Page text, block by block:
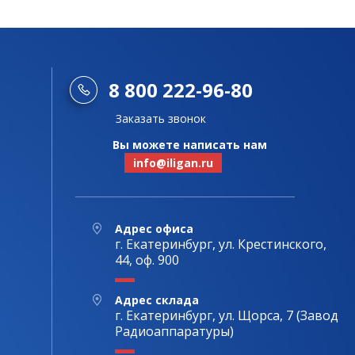
8 800 222-96-80
Заказать звонок
Вы можете написать нам
info@iligan.ru
Адрес офиса
г. Екатеринбург, ул. Крестинского,
44, оф. 900
Адрес склада
г. Екатеринбург, ул. Щорса, 7 (Завод
Радиоаппаратуры)